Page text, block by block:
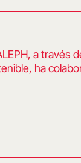
a través
ha